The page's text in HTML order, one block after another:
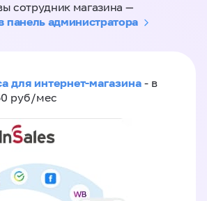
сотрудник магазина —
панель администратора
для интернет-магазина - в
руб/мес